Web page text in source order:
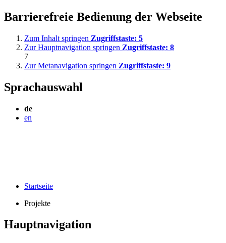
Barrierefreie Bedienung der Webseite
Zum Inhalt springen Zugriffstaste: 5
Zur Hauptnavigation springen Zugriffstaste: 8
7
Zur Metanavigation springen Zugriffstaste: 9
Sprachauswahl
de
en
Startseite
Projekte
Hauptnavigation